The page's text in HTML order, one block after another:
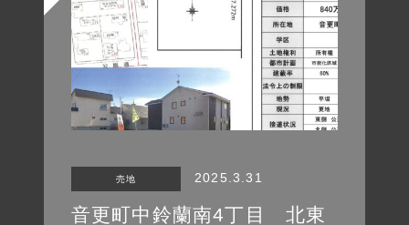
売地 2025.3.31
音更町中鈴蘭南4丁目 北東